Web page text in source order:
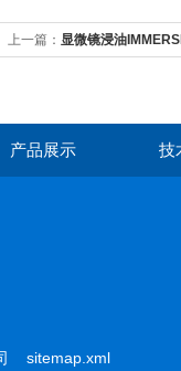
上一篇： 显微镜浸油
产品展示 技
sitemap.xml